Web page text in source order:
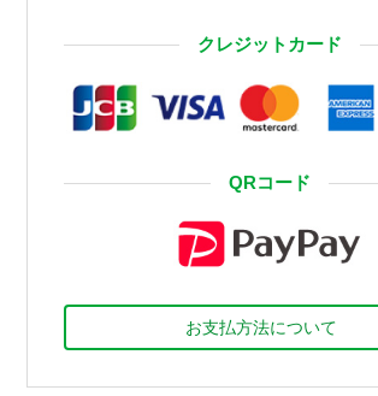
クレジットカード
QRコード
お支払方法について